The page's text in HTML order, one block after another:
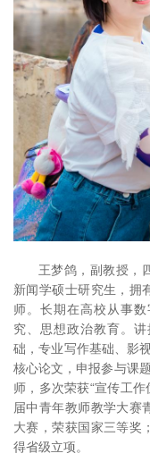
王梦鸽，副教授，
新闻学硕士研究生，拥
师。长期在高校从事
究、思想政治教育。
础，专业写作基础、影
核心论文，申报参与课
师，多次荣获“宣传工
届中青年教师教学大赛
大赛，荣获国家三等奖
得省级立项。